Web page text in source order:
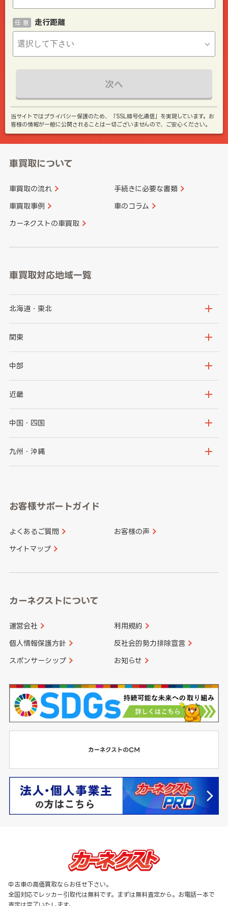
走行距離
任 意
次へ
当サイトではプライバシー保護のため、「SSL暗号化通信」を実現しています。お
客様の情報が一般に公開されることは一切ございませんので、ご安心ください。
車買取について
車買取の流れ 手続きに必要な書類
車買取事例 車のコラム
カーネクストの車買取
車買取対応地域一覧
北海道・東北
北海道
岩手県
秋田県
関東
茨城県
群馬県
千葉県
中部
新潟県
石川県
山梨県
愛知県
近畿
大阪府
京都府
和歌山県
中国・四国
鳥取県
山口県
香川県 愛媛県
九州・沖縄
長崎県
大分県 宮崎県
お客様サポートガイド
よくあるご質問 お客様の声
サイトマップ
カーネクストについて
運営会社 利用規約
個人情報保護方針 反社会的勢力排除宣言
スポンサーシップ お知らせ
中古車の高価買取ならお任せ下さい。
全国対応でレッカー引取代は無料です。まずは無料査定から。お電話一本で
査定は完了いたします。